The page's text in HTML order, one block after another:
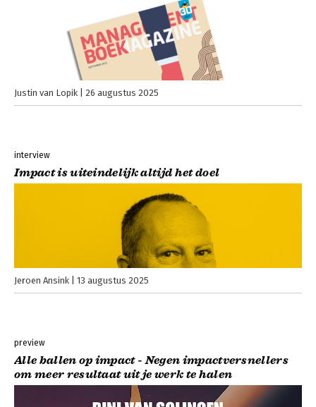
Justin van Lopik 26 augustus 2025
interview
Impact is uiteindelijk altijd het doel
Jeroen Ansink 13 augustus 2025
preview
Alle ballen op impact - Negen impactversnellers
om meer resultaat uit je werk te halen